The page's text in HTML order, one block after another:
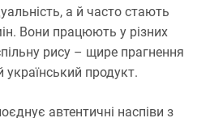
а й часто стають
Вони працюють у різних
рису – щире прагнення
продукт.
автентичні наспіви з